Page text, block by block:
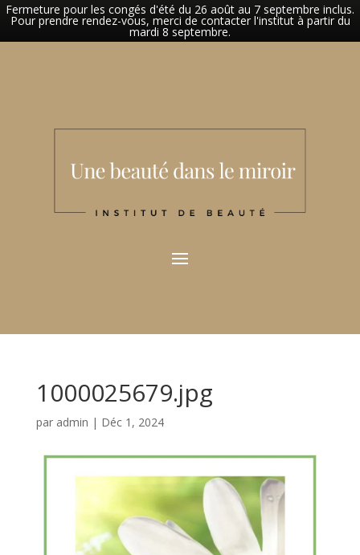
Fermeture pour les congés d'été du 26 août au 7 septembre inclus.
Pour prendre rendez-vous, merci de contacter l'institut à partir du
mardi 8 septembre.
1000025679.jpg
par admin | Déc 1, 2024